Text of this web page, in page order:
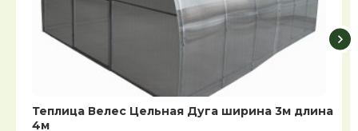
Теплица Велес Цельная Дуга ширина 3м длина
4м